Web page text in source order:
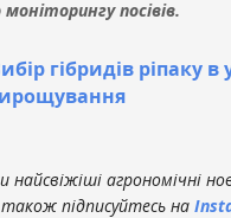
посівів.
гібридів ріпаку
агрономічні
підписуйтесь на